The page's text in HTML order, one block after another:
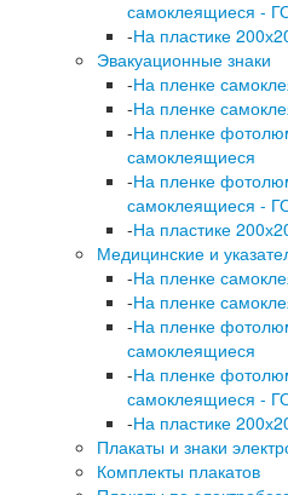
самоклеящиеся -
-На пластике
Эвакуационные знаки
-На пленке
-На пленке
-На пленке
самоклеящиеся
-На пленке
самоклеящиеся -
-На пластике
Медицинские и
-На пленке
-На пленке
-На пленке
самоклеящиеся
-На пленке
самоклеящиеся -
-На пластике
Плакаты и знаки
Комплекты плакатов